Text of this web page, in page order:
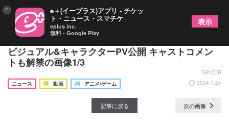
TVアニメ『逃げ上手の若君』弧次郎キャラクター
ビジュアル&キャラクターPV公開 キャストコメン
トも解禁の画像1/3
SPICER
ニュース
動画 アニメ/ゲーム 2024.1.24
記事に戻る 次の画像
× e＋(イープラス)アプリ - チケッ
ト・ニュース・スマチケ
eplus inc.
無料 - Google Play
表示